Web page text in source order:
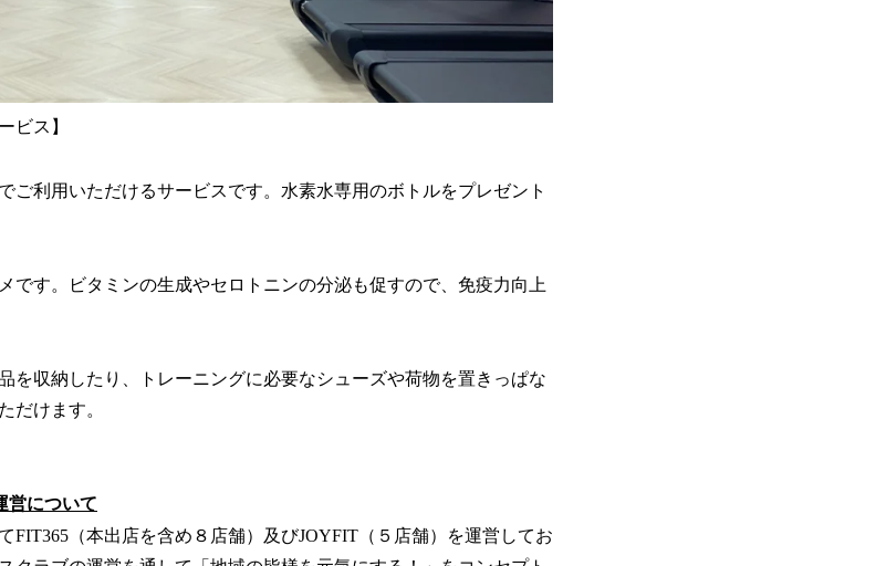
ビス】
ご利用いただけるサービスです。水素水専用のボトルをプレゼント
です。ビタミンの生成やセロトニンの分泌も促すので、免疫力向上
を収納したり、トレーニングに必要なシューズや荷物を置きっぱな
だけます。
営について
FIT365（本出店を含め８店舗）及びJOYFIT（５店舗）を運営してお